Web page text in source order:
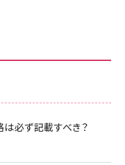
必ず記載すべき？